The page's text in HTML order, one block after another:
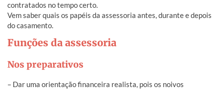
contratados no tempo certo.
Vem saber quais os papéis da assessoria antes, durante e depois
do casamento.
Funções da assessoria
Nos preparativos
– Dar uma orientação financeira realista, pois os noivos